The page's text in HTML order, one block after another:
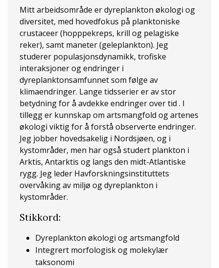
Mitt arbeidsområde er dyreplankton økologi og
diversitet, med hovedfokus på planktoniske
crustaceer (hopppekreps, krill og pelagiske
reker), samt maneter (geleplankton). Jeg
studerer populasjonsdynamikk, trofiske
interaksjoner og endringer i
dyreplanktonsamfunnet som følge av
klimaendringer. Lange tidsserier er av stor
betydning for å avdekke endringer over tid . I
tillegg er kunnskap om artsmangfold og artenes
økologi viktig for å forstå observerte endringer.
Jeg jobber hovedsakelig i Nordsjøen, og i
kystområder, men har også studert plankton i
Arktis, Antarktis og langs den midt-Atlantiske
rygg. Jeg leder Havforskningsinstituttets
overvåking av miljø og dyreplankton i
kystområder.
Stikkord:
Dyreplankton økologi og artsmangfold
Integrert morfologisk og molekylær
taksonomi